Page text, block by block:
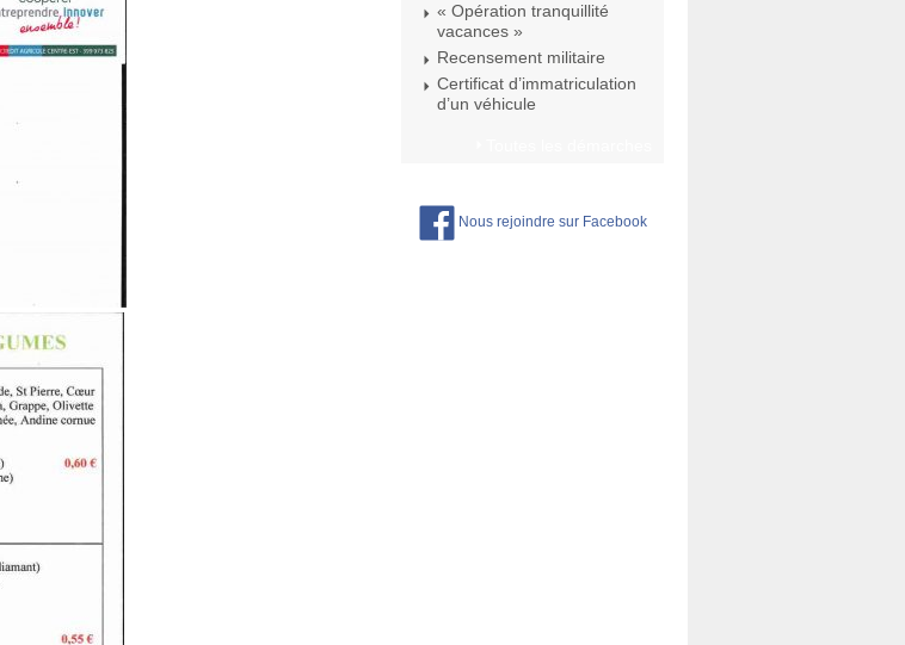
« Opération tranquillité
vacances »
Recensement militaire
Certificat d’immatriculation
d’un véhicule
Nous rejoindre sur Facebook